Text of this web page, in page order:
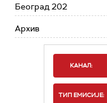
Београд 202
Архив
КАНАЛ:
ТИП ЕМИСИЈЕ: